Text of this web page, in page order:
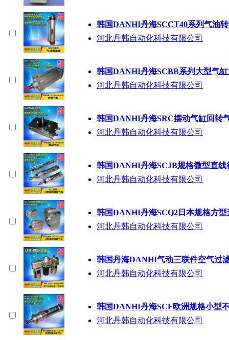
韩国DANHI丹海SCCT40系列气油
河北丹韩自动化科技有限公司
韩国DANHI丹海SCBB系列大型气
河北丹韩自动化科技有限公司
韩国DANHI丹海SRC摆动气缸回转
河北丹韩自动化科技有限公司
韩国DANHI丹海SCJB规格微型直线
河北丹韩自动化科技有限公司
韩国DANHI丹海SCQ2日本规格方
河北丹韩自动化科技有限公司
韩国丹海DANHI气动三联件空气过
河北丹韩自动化科技有限公司
韩国DANHI丹海SCF欧洲规格小型
河北丹韩自动化科技有限公司